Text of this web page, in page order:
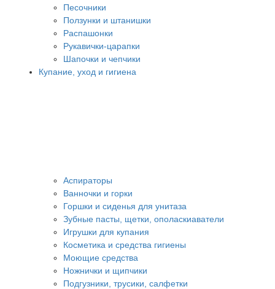
Песочники
Ползунки и штанишки
Распашонки
Рукавички-царапки
Шапочки и чепчики
Купание, уход и гигиена
Аспираторы
Ванночки и горки
Горшки и сиденья для унитаза
Зубные пасты, щетки, ополаскиаватели
Игрушки для купания
Косметика и средства гигиены
Моющие средства
Ножнички и щипчики
Подгузники, трусики, салфетки